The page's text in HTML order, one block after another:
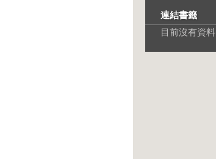
連結書籤
目前沒有資料